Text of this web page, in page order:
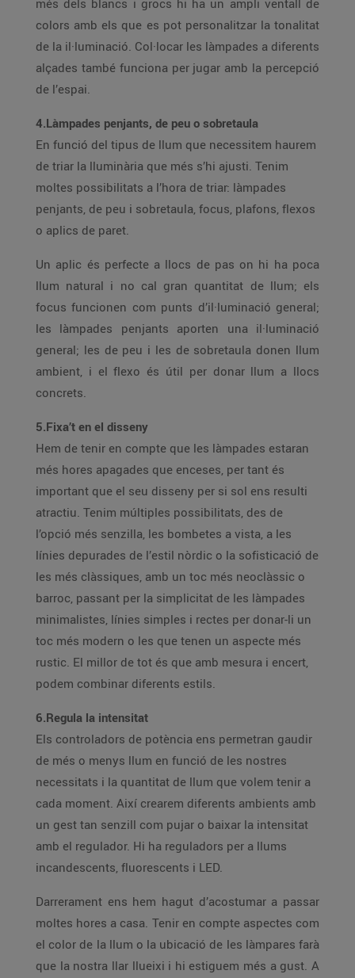
més dels blancs i grocs hi ha un ampli ventall de
colors amb els que es pot personalitzar la tonalitat
de la il·luminació. Col·locar les làmpades a diferents
alçades també funciona per jugar amb la percepció
de l’espai.
4.Làmpades penjants, de peu o sobretaula
En funció del tipus de llum que necessitem haurem
de triar la lluminària que més s’hi ajusti. Tenim
moltes possibilitats a l’hora de triar: làmpades
penjants, de peu i sobretaula, focus, plafons, flexos
o aplics de paret.
Un aplic és perfecte a llocs de pas on hi ha poca
llum natural i no cal gran quantitat de llum; els
focus funcionen com punts d’il·luminació general;
les làmpades penjants aporten una il·luminació
general; les de peu i les de sobretaula donen llum
ambient, i el flexo és útil per donar llum a llocs
concrets.
5.Fixa’t en el disseny
Hem de tenir en compte que les làmpades estaran
més hores apagades que enceses, per tant és
important que el seu disseny per si sol ens resulti
atractiu. Tenim múltiples possibilitats, des de
l’opció més senzilla, les bombetes a vista, a les
línies depurades de l’estil nòrdic o la sofisticació de
les més clàssiques, amb un toc més neoclàssic o
barroc, passant per la simplicitat de les làmpades
minimalistes, línies simples i rectes per donar-li un
toc més modern o les que tenen un aspecte més
rustic. El millor de tot és que amb mesura i encert,
podem combinar diferents estils.
6.Regula la intensitat
Els controladors de potència ens permetran gaudir
de més o menys llum en funció de les nostres
necessitats i la quantitat de llum que volem tenir a
cada moment. Així crearem diferents ambients amb
un gest tan senzill com pujar o baixar la intensitat
amb el regulador. Hi ha reguladors per a llums
incandescents, fluorescents i LED.
Darrerament ens hem hagut d’acostumar a passar
moltes hores a casa. Tenir en compte aspectes com
el color de la llum o la ubicació de les làmpares farà
que la nostra llar llueixi i hi estiguem més a gust. A